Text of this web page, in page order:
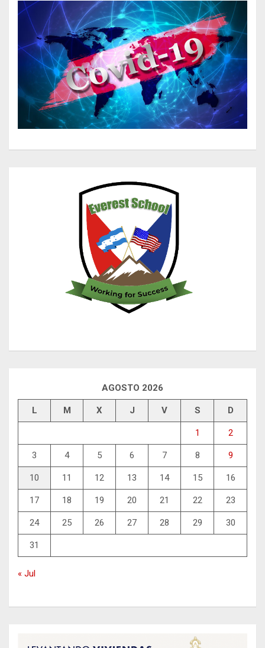
AGOSTO 2026
L M X J V S D
1 2
3 4 5 6 7 8 9
10 11 12 13 14 15 16
17 18 19 20 21 22 23
24 25 26 27 28 29 30
31
« Jul